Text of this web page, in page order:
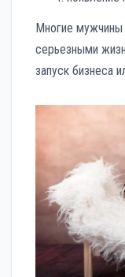
Многие
серьезными
запуск бизнеса